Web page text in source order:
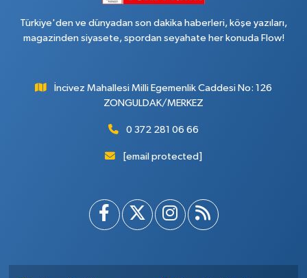
Türkiye'den ve dünyadan son dakika haberleri, köşe yazıları,
magazinden siyasete, spordan seyahate her konuda Flow!
İncivez Mahallesi Milli Egemenlik Caddesi No: 126
ZONGULDAK/MERKEZ
0 372 281 06 66
[email protected]